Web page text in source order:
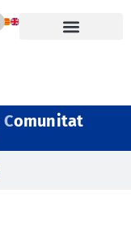
Comunitat